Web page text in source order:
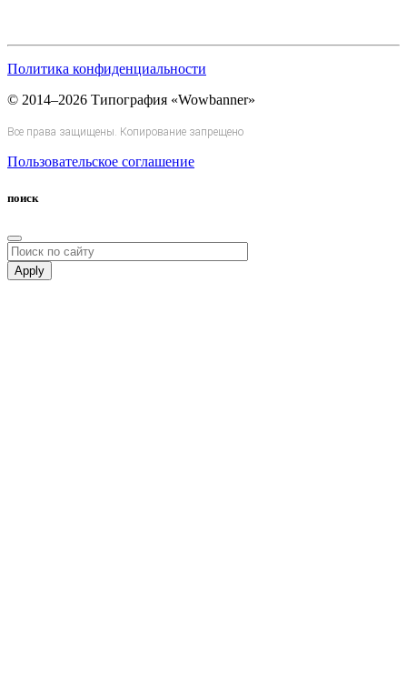
Политика конфиденциальности
© 2014–2026 Типография «Wowbanner»
Все права защищены. Копирование запрещено
Пользовательское соглашение
поиск